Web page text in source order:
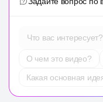
Что вас интересует?
О чем это видео?
Какая основная